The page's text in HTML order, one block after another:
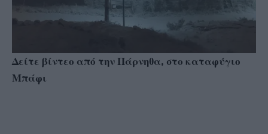
Δείτε βίντεο από την Πάρνηθα, στο καταφύγιο
Μπάφι